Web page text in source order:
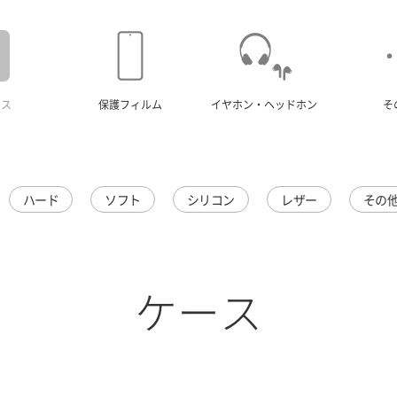
保護フィルム イヤホン・ヘッドホン そ
ハード ソフト シリコン レザー その
ケース